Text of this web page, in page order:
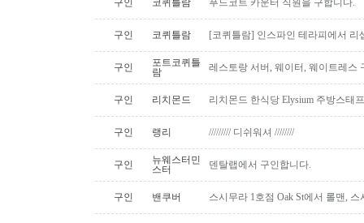
구인 코퀴틀람 푸드코트 카운터 직원을 구합니다.
구인 코퀴틀람 [코퀴틀람] 인스파인 테라피에서 리
구인
포트코퀴틀
람
레스토랑 서버, 웨이터, 웨이트레스
구인 리치몬드 리치몬드 한식당 Elysium 주방스태
구인 랭리 ///////// 디쉬워셔 ////////
구인
뉴웨스터민
스터
덴탈랩에서 구인합니다.
구인 밴쿠버 스시무라 1호점 Oak St에서 롤맨,